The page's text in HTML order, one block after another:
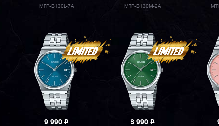
MTP-B130L-7A MTP-B130M-2A
9 990P 8 990P